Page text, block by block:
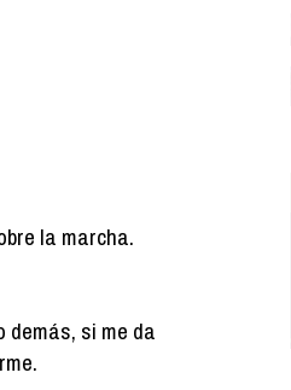
la marcha.
demás, si me da